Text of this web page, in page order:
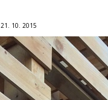
21. 10. 2015